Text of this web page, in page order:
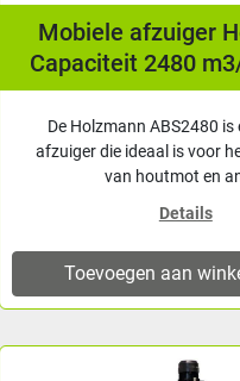
Mobiele afzuiger
Capaciteit 2480
De Holzmann ABS2480 is
afzuiger die ideaal is voor
van houtmot en
Details
Toevoegen aan